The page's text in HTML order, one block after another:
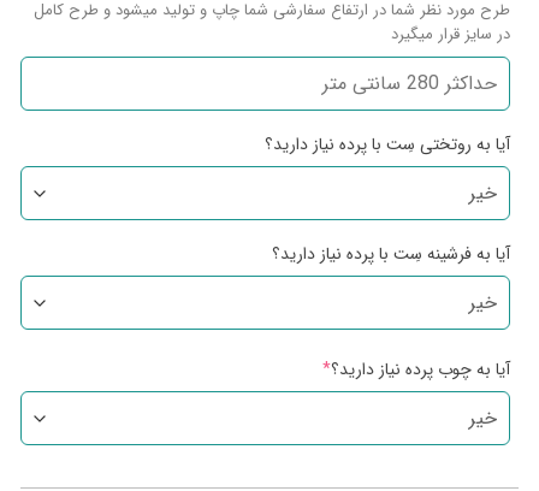
طرح مورد نظر شما در ارتفاع سفارشی شما چاپ و تولید میشود و طرح کامل
در سایز قرار میگیرد
آیا به روتختی سِت با پرده نیاز دارید؟
آیا به فرشینه سِت با پرده نیاز دارید؟
آیا به چوب پرده نیاز دارید؟*